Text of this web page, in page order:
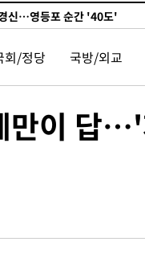
신…영등포 순간 '40도'
오른 801.67 마감
내린 6296.38 마감
X 로켓 달 충돌 흔적 포착
승부차기 끝 과달라하라 격
지나며 폭염 잠시 꺾인다"
호르무즈 통제권' 수용할까
안해…안정 전력 위해 불가
회/정당 국방/외교
만이 답